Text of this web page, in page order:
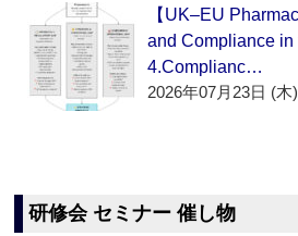
【UK–EU
and Compliance in
4.Complianc…
2026年07月23日 (木)
研修会 セミナー 催し物